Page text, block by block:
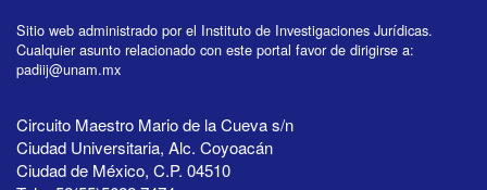
Sitio web administrado por el Instituto de Investigaciones Jurídicas.
Cualquier asunto relacionado con este portal favor de dirigirse a:
padiij@unam.mx
Circuito Maestro Mario de la Cueva s/n
Ciudad Universitaria, Alc. Coyoacán
Ciudad de México, C.P. 04510